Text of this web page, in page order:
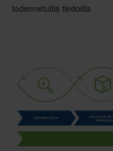
todennetuilla tiedoilla.